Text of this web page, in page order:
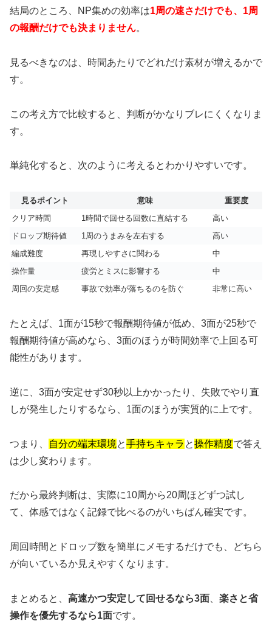
結局のところ、NP集めの効率は1周の速さだけでも、1周
の報酬だけでも決まりません。
見るべきなのは、時間あたりでどれだけ素材が増えるかで
す。
この考え方で比較すると、判断がかなりブレにくくなりま
す。
単純化すると、次のように考えるとわかりやすいです。
見るポイント 意味
重要度
クリア時間
1時間で回せる回数に直結する
高い
ドロップ期待値
1周のうまみを左右する
高い
編成難度
再現しやすさに関わる
中
操作量
疲労とミスに影響する
中
周回の安定感
事故で効率が落ちるのを防ぐ 非常に高い
たとえば、1面が15秒で報酬期待値が低め、3面が25秒で
報酬期待値が高めなら、3面のほうが時間効率で上回る可
能性があります。
逆に、3面が安定せず30秒以上かかったり、失敗でやり直
しが発生したりするなら、1面のほうが実質的に上です。
つまり、 自分の端末環境と手持ちキャラ と操作精度で答え
は少し変わります。
だから最終判断は、実際に10周から20周ほどずつ試し
て、体感ではなく記録で比べるのがいちばん確実です。
周回時間とドロップ数を簡単にメモするだけでも、どちら
が向いているか見えやすくなります。
まとめると、 高速かつ安定して回せるなら3面
楽さと省
操作を優先するなら1面です。